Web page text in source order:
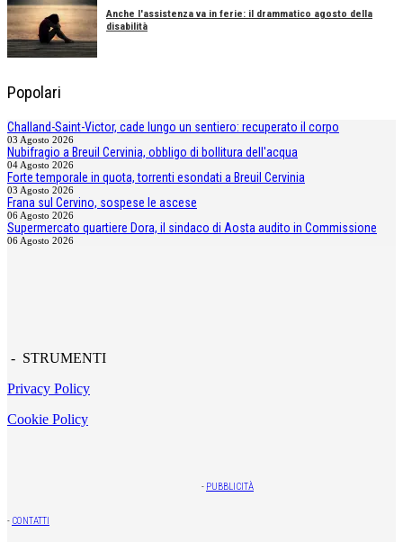
Anche l'assistenza va in ferie: il drammatico agosto della
disabilità
Popolari
Challand-Saint-Victor, cade lungo un sentiero: recuperato il corpo
03 Agosto 2026
Nubifragio a Breuil Cervinia, obbligo di bollitura dell'acqua
04 Agosto 2026
Forte temporale in quota, torrenti esondati a Breuil Cervinia
03 Agosto 2026
Frana sul Cervino, sospese le ascese
06 Agosto 2026
Supermercato quartiere Dora, il sindaco di Aosta audito in Commissione
06 Agosto 2026
- STRUMENTI
Privacy Policy
Cookie Policy
- PUBBLICITÀ
- CONTATTI